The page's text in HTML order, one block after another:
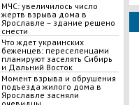
МЧС: увеличилось число
жертв взрыва дома в
Ярославле – здание решено
снести
Что ждет украинских
беженцев: переселенцами
планируют заселять Сибирь
и Дальний Восток
Момент взрыва и обрушения
подъезда жилого дома в
Ярославле засняли